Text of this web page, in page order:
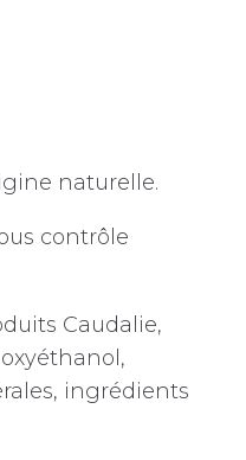
naturelle.
contrôle
Caudalie,
ingrédients